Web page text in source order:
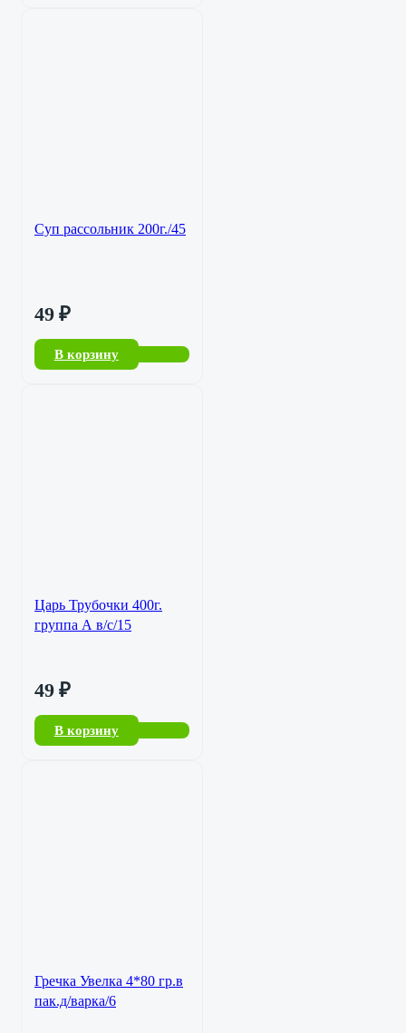
Суп рассольник 200г./45
49 ₽
В корзину
Царь Трубочки 400г.
группа А в/с/15
49 ₽
В корзину
Гречка Увелка 4*80 гр.в
пак.д/варка/6